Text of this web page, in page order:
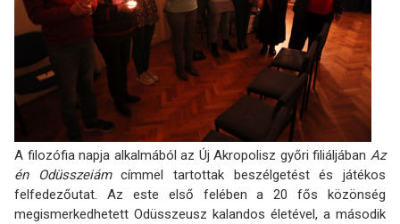
A filozófia napja alkalmából az Új Akropolisz győri filiáljában Az
én Odüsszeiámcímmel tartottak beszélgetést és játékos
felfedezőutat. Az este első felében a 20 fős közönség
megismerkedhetett Odüsszeusz kalandos életével, a második